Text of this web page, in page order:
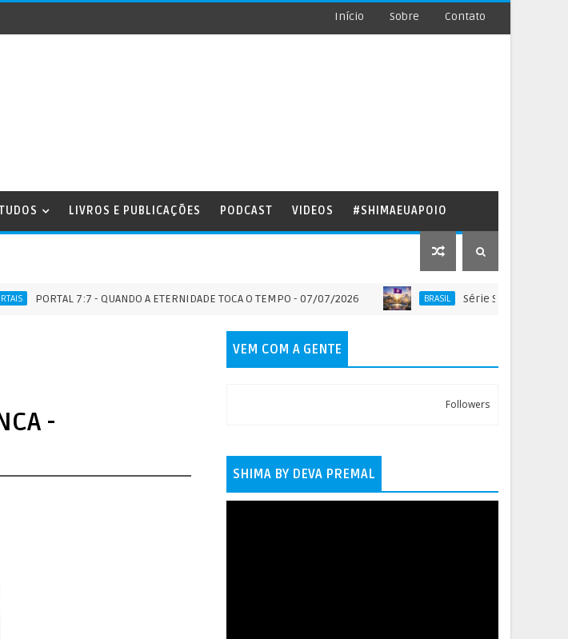
Início Sobre Contato
LIVROS E PUBLICAÇÕES PODCAST VIDEOS #SHIMAEUAPOIO
7:7 - QUANDO A ETERNIDADE TOCA O TEMPO - 07/07/2026 BRASIL Série SOLO SAGRADO DO
-
VEM COM A GENTE
Followers
SHIMA BY DEVA PREMAL